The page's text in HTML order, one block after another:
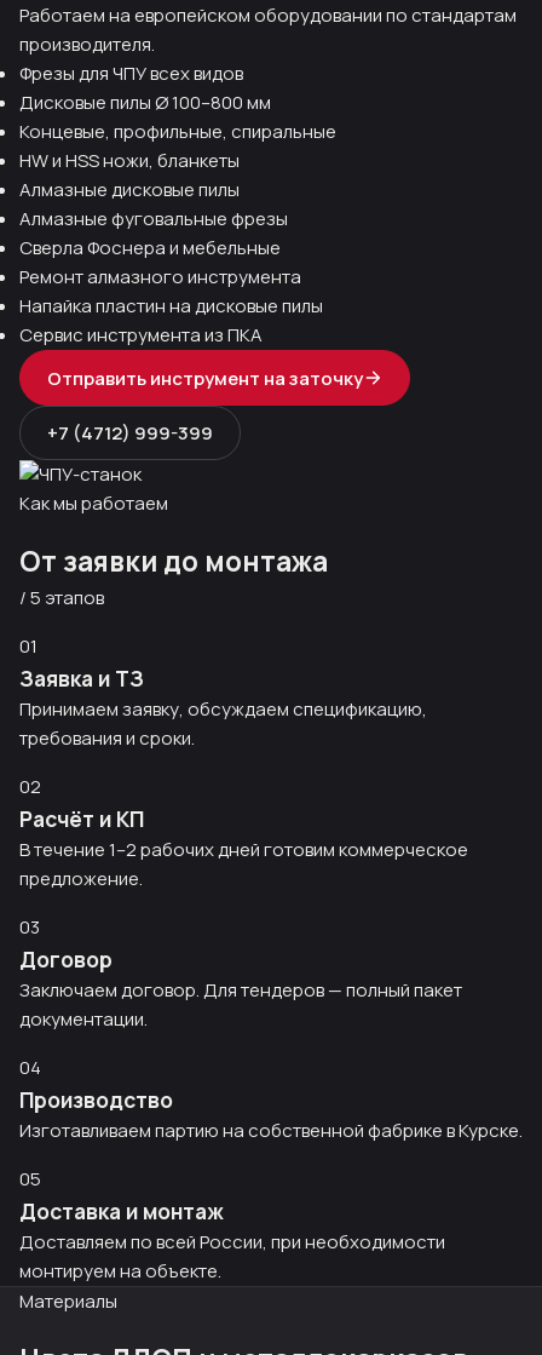
Работаем на европейском оборудовании по стандартам
производителя.
Фрезы для ЧПУ всех видов
Дисковые пилы Ø 100–800 мм
Концевые, профильные, спиральные
HW и HSS ножи, бланкеты
Алмазные дисковые пилы
Алмазные фуговальные фрезы
Сверла Фоснера и мебельные
Ремонт алмазного инструмента
Напайка пластин на дисковые пилы
Сервис инструмента из ПКА
Отправить инструмент на заточку
+7 (4712) 999-399
Как мы работаем
От заявки до монтажа
/ 5 этапов
01
Заявка и ТЗ
Принимаем заявку, обсуждаем спецификацию,
требования и сроки.
02
Расчёт и КП
В течение 1–2 рабочих дней готовим коммерческое
предложение.
03
Договор
Заключаем договор. Для тендеров — полный пакет
документации.
04
Производство
Изготавливаем партию на собственной фабрике в Курске.
05
Доставка и монтаж
Доставляем по всей России, при необходимости
монтируем на объекте.
Материалы